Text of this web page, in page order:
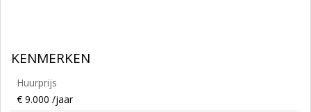
KENMERKEN
Huurprijs
€ 9.000 /jaar